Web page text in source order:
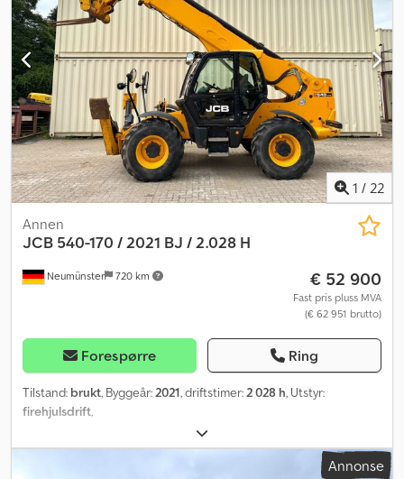
1 / 22
Neumünster 720 km
Annen
JCB 540-170 / 2021 BJ / 2.028 H
€ 52 900
Fast pris pluss MVA
(€ 62 951 brutto)
Forespørre Ring
Tilstand: brukt, Byggeår: 2021, driftstimer: 2 028 h, Utstyr:
firehjulsdrift
Annonse